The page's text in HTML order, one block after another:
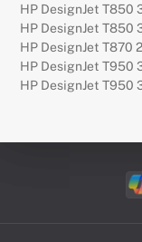
HP DesignJet T850
HP DesignJet T850
HP DesignJet T870
HP DesignJet T950
HP DesignJet T950